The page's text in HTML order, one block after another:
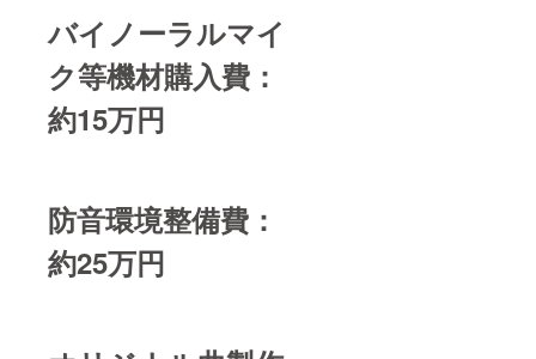
バイノーラルマイ
ク等機材購入費：
約15万円
防音環境整備費：
約25万円